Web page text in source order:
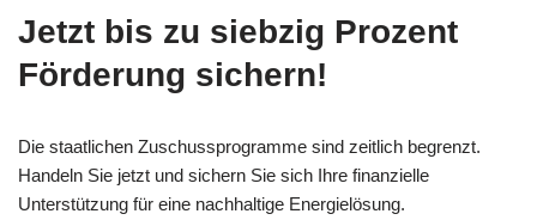
Jetzt bis zu siebzig Prozent
Förderung sichern!
Die staatlichen Zuschussprogramme sind zeitlich begrenzt.
Handeln Sie jetzt und sichern Sie sich Ihre finanzielle
Unterstützung für eine nachhaltige Energielösung.